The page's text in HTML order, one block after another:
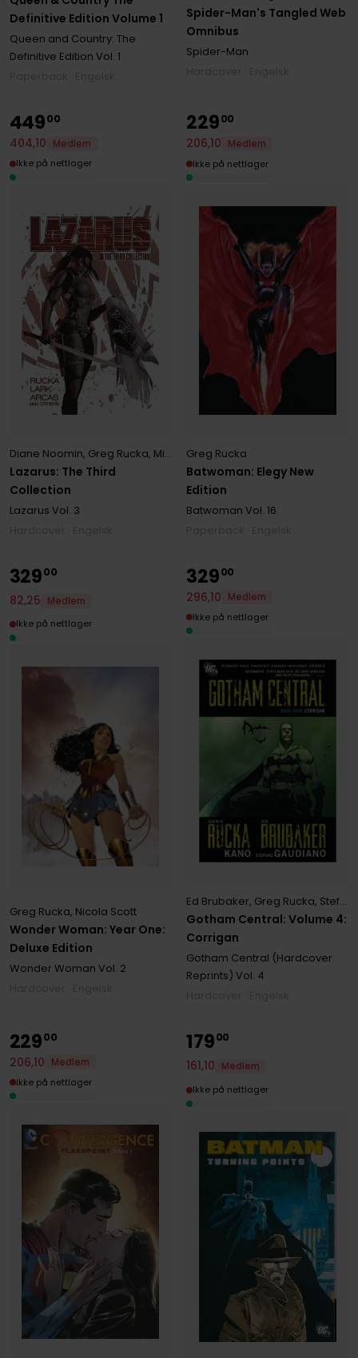
Definitive Edition Volume 1
Queen and Country: The
Definitive Edition Vol. 1
Spider-Man's Tangled Web
Omnibus
Spider-Man
Lazarus: The Third
Collection
Diane Noomin, Greg Rucka, Michael Lark ,Robert Crumb
Lazarus Vol. 3
44900
404,10
Medlem
Ikke på nettlager
Batwoman: Elegy New
Edition
Greg Rucka
Batwoman Vol. 16
22900
206,10
Medlem
Ikke på nettlager
Wonder Woman: Year One:
Deluxe Edition
Greg Rucka, Nicola Scott
Wonder Woman Vol. 2
32900
82,25
Medlem
Ikke på nettlager
Gotham Central: Volume 4:
Corrigan
Ed Brubaker, Greg Rucka, Stefano Gaudiano
Gotham Central (Hardcover
Reprints) Vol. 4
32900
296,10
Medlem
Ikke på nettlager
22900
206,10
Medlem
Ikke på nettlager
17900
161,10
Medlem
Ikke på nettlager